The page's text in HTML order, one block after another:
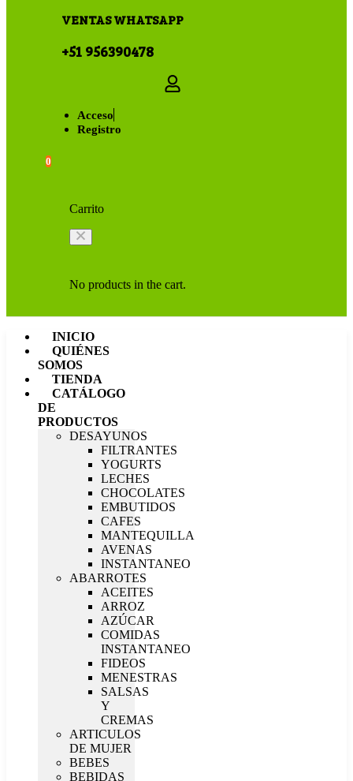
VENTAS WHATSAPP
+51 956390478
Acceso
Registro
0
Carrito
No products in the cart.
INICIO
QUIÉNES
SOMOS
TIENDA
CATÁLOGO
DE
PRODUCTOS
DESAYUNOS
FILTRANTES
YOGURTS
LECHES
CHOCOLATES
EMBUTIDOS
CAFES
MANTEQUILLA
AVENAS
INSTANTANEO
ABARROTES
ACEITES
ARROZ
AZÚCAR
COMIDAS
INSTANTANEO
FIDEOS
MENESTRAS
SALSAS
Y
CREMAS
ARTICULOS
DE MUJER
BEBES
BEBIDAS